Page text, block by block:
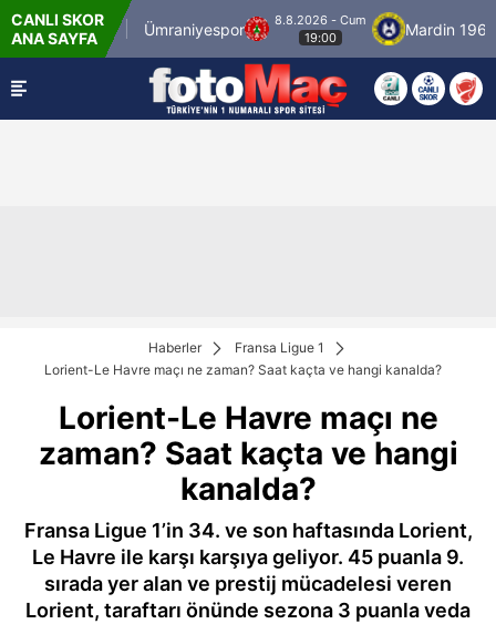
CANLI SKOR
ANA SAYFA
Ümraniyespor
8.8.2026 - Cum
19:00
Mardin 1969
Haberler
Fransa Ligue 1
Lorient-Le Havre maçı ne zaman? Saat kaçta ve hangi kanalda?
Lorient-Le Havre maçı ne
zaman? Saat kaçta ve hangi
kanalda?
Fransa Ligue 1’in 34. ve son haftasında Lorient,
Le Havre ile karşı karşıya geliyor. 45 puanla 9.
sırada yer alan ve prestij mücadelesi veren
Lorient, taraftarı önünde sezona 3 puanla veda